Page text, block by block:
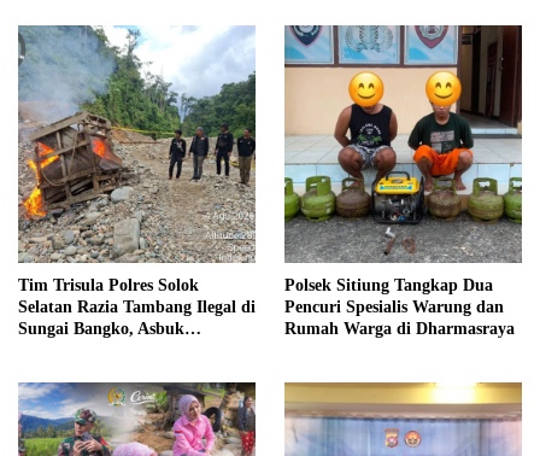
Tim Trisula Polres Solok
Selatan Razia Tambang Ilegal di
Sungai Bangko, Asbuk
Polsek Sitiung Tangkap Dua
Pencuri Spesialis Warung dan
Rumah Warga di Dharmasraya